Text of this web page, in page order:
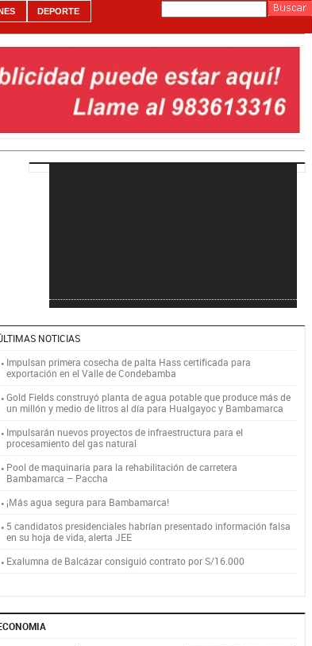
DEPORTE
NOTICIAS
Impulsan primera cosecha de palta Hass certificada para
exportación en el Valle de Condebamba
Gold Fields construyó planta de agua potable que produce más de
un millón y medio de litros al día para Hualgayoc y Bambamarca
Impulsarán nuevos proyectos de infraestructura para el
procesamiento del gas natural
Pool de maquinaria para la rehabilitación de carretera
Bambamarca – Paccha
¡Más agua segura para Bambamarca!
5 candidatos presidenciales habrían presentado información falsa
en su hoja de vida, alerta JEE
Exalumna de Balcázar consiguió contrato por S/16.000